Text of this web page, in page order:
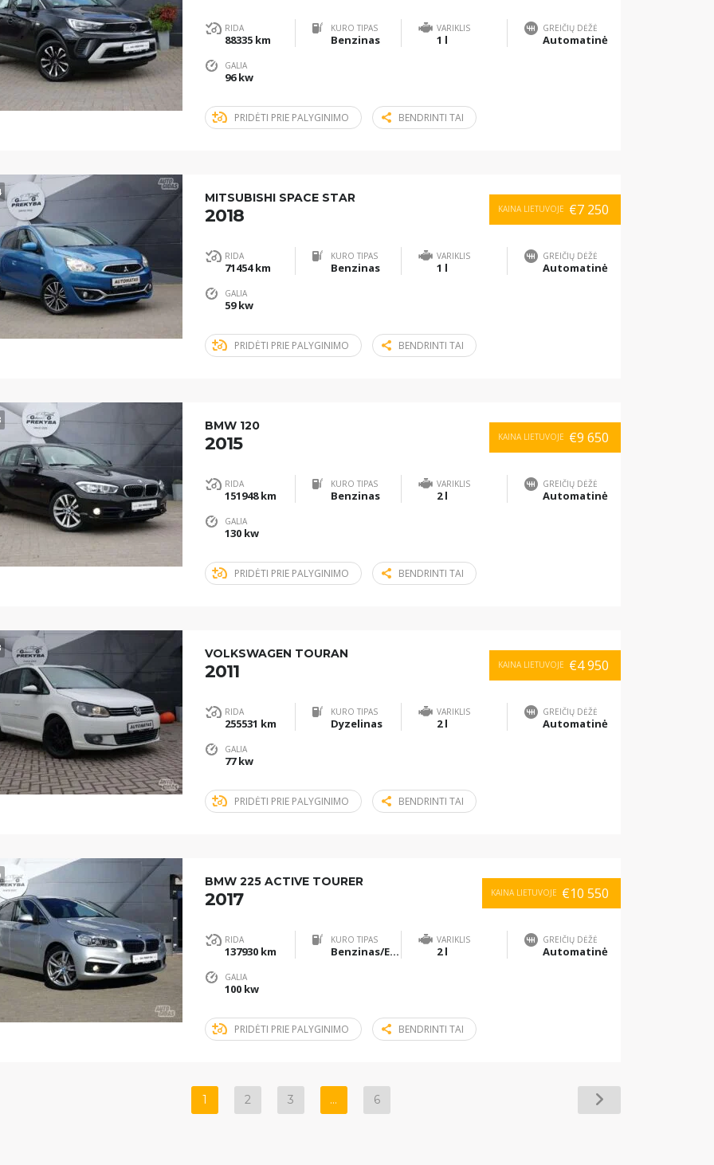
RIDA
88335 km
KURO TIPAS
Benzinas
VARIKLIS
1 l
GREIČIŲ DĖŽĖ
Automatinė
GALIA
96 kw
PRIDĖTI PRIE PALYGINIMO BENDRINTI TAI
KAINA LIETUVOJE €7 250
MITSUBISHI SPACE STAR
2018
RIDA
71454 km
KURO TIPAS
Benzinas
VARIKLIS
1 l
GREIČIŲ DĖŽĖ
Automatinė
GALIA
59 kw
PRIDĖTI PRIE PALYGINIMO BENDRINTI TAI
KAINA LIETUVOJE €9 650
BMW 120
2015
RIDA
151948 km
KURO TIPAS
Benzinas
VARIKLIS
2 l
GREIČIŲ DĖŽĖ
Automatinė
GALIA
130 kw
PRIDĖTI PRIE PALYGINIMO BENDRINTI TAI
KAINA LIETUVOJE €4 950
VOLKSWAGEN TOURAN
2011
RIDA
255531 km
KURO TIPAS
Dyzelinas
VARIKLIS
2 l
GREIČIŲ DĖŽĖ
Automatinė
GALIA
77 kw
PRIDĖTI PRIE PALYGINIMO BENDRINTI TAI
KAINA LIETUVOJE €10 550
BMW 225 ACTIVE TOURER
2017
RIDA
137930 km
KURO TIPAS
Benzinas/Elektra
VARIKLIS
2 l
GREIČIŲ DĖŽĖ
Automatinė
GALIA
100 kw
PRIDĖTI PRIE PALYGINIMO BENDRINTI TAI
1 2 3 … 6